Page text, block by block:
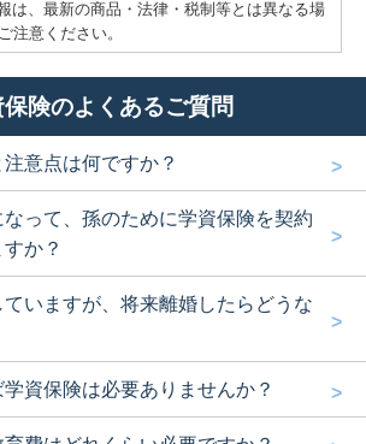
は、最新の商品・法律・税制等とは異なる場
注意ください。
険のよくあるご質問
意点は何ですか？
って、孫のために学資保険を契約
か？
いますが、将来離婚したらどうな
資保険は必要ありませんか？